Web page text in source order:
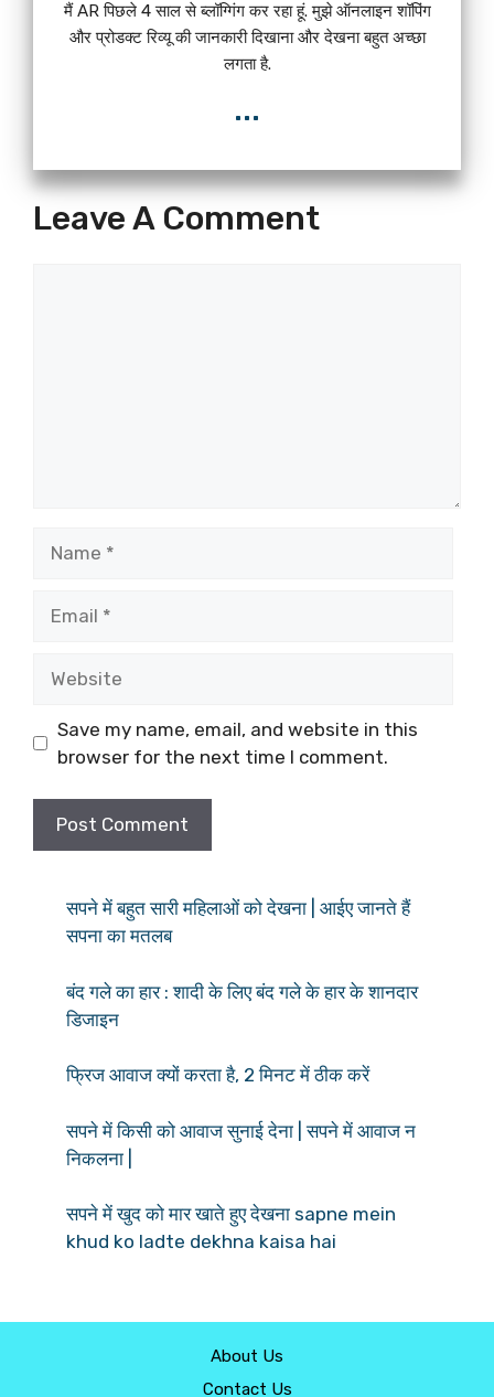
मैं AR पिछले 4 साल से ब्लॉग्गिंग कर रहा हूं. मुझे ऑनलाइन शॉपिंग
और प्रोडक्ट रिव्यू की जानकारी दिखाना और देखना बहुत अच्छा
लगता है.
...
Leave A Comment
Save my name, email, and website in this
browser for the next time I comment.
सपने में बहुत सारी महिलाओं को देखना | आईए जानते हैं
सपना का मतलब
बंद गले का हार : शादी के लिए बंद गले के हार के शानदार
डिजाइन
फ्रिज आवाज क्यों करता है, 2 मिनट में ठीक करें
सपने में किसी को आवाज सुनाई देना | सपने में आवाज न
निकलना |
सपने में खुद को मार खाते हुए देखना sapne mein
khud ko ladte dekhna kaisa hai
About Us
Contact Us